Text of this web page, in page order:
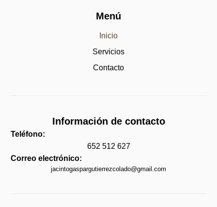
Menú
Inicio
Servicios
Contacto
Información de contacto
Teléfono:
652 512 627
Correo electrónico:
jacintogaspargutierrezcolado@gmail.com